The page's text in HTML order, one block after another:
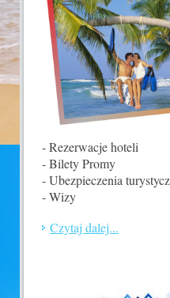
- Rezerwacje hoteli
- Bilety Promy
- Ubezpieczenia
- Wizy
Czytaj dalej...